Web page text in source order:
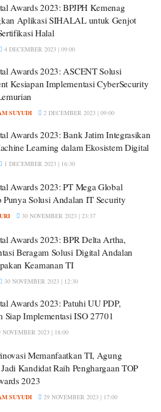
Awards 2023: BPJPH Kemenag
Aplikasi SIHALAL untuk Genjot
Halal
4 DECEMBER 2023 | 09:00
Awards 2023: ASCENT Solusi
Kesiapan Implementasi CyberSecurity
SUYUDI 2 DECEMBER 2023 | 09:00
Awards 2023: Bank Jatim Integrasikan
Learning dalam Ekosistem Digital
1 DECEMBER 2023 | 16:30
Awards 2023: PT Mega Global
Punya Solusi Andalan IT Security
30 NOVEMBER 2023 | 23:37
Awards 2023: BPR Delta Artha,
Beragam Solusi Digital Andalan
Keamanan TI
30 NOVEMBER 2023 | 12:30
Awards 2023: Patuhi UU PDP,
Siap Implementasi ISO 27701
NOVEMBER 2023 | 18:00
Memanfaatkan TI, Agung
Kandidat Raih Penghargaan TOP
2023
SUYUDI 29 NOVEMBER 2023 | 17:00